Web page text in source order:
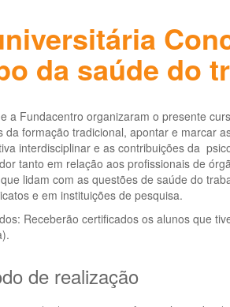
da saúde do
a Fundacentro organizaram o presente
da formação tradicional, apontar e marcar
interdisciplinar e as contribuições da
tanto em relação aos profissionais de
lidam com as questões de saúde do
e em instituições de pesquisa.
Receberão certificados os alunos que
de realização